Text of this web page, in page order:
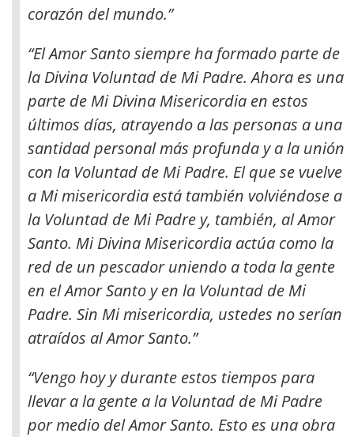
corazón del mundo.”
“El Amor Santo siempre ha formado parte de
la Divina Voluntad de Mi Padre. Ahora es una
parte de Mi Divina Misericordia en estos
últimos días, atrayendo a las personas a una
santidad personal más profunda y a la unión
con la Voluntad de Mi Padre. El que se vuelve
a Mi misericordia está también volviéndose a
la Voluntad de Mi Padre y, también, al Amor
Santo. Mi Divina Misericordia actúa como la
red de un pescador uniendo a toda la gente
en el Amor Santo y en la Voluntad de Mi
Padre. Sin Mi misericordia, ustedes no serían
atraídos al Amor Santo.”
“Vengo hoy y durante estos tiempos para
llevar a la gente a la Voluntad de Mi Padre
por medio del Amor Santo. Esto es una obra